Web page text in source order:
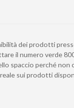
dei prodotti
il numero verde
spaccio perché non
sui prodotti